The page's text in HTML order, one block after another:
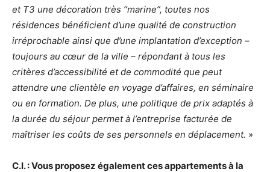
et T3 une décoration très “marine”, toutes nos
résidences bénéficient d’une qualité de construction
irréprochable ainsi que d’une implantation d’exception –
toujours au cœur de la ville – répondant à tous les
critères d’accessibilité et de commodité que peut
attendre une clientèle en voyage d’affaires, en séminaire
ou en formation. De plus, une politique de prix adaptés à
la durée du séjour permet à l’entreprise facturée de
maîtriser les coûts de ses personnels en déplacement. »
C.I. : Vous proposez également ces appartements à la